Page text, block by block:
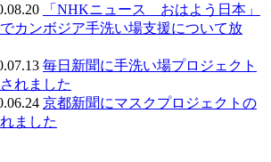
「NHKニュース おはよう日本」
でカンボジア手洗い場支援について放
毎日新聞に手洗い場プロジェクト
れました
京都新聞にマスクプロジェクトの
ました